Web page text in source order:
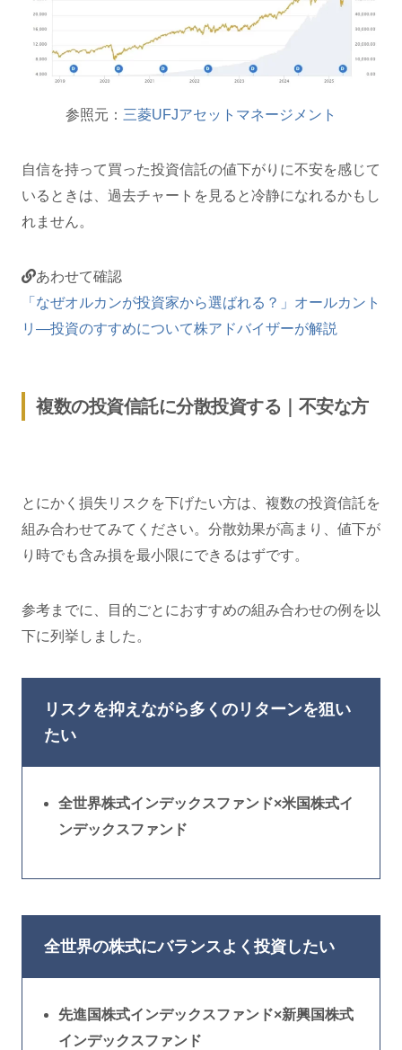
参照元： 三菱UFJアセットマネージメント
自信を持って買った投資信託の値下がりに不安を感じて
いるときは、過去チャートを見ると冷静になれるかもし
れません。
あわせて確認
「なぜオルカンが投資家から選ばれる？」オールカント
リ―投資のすすめについて株アドバイザーが解説
複数の投資信託に分散投資する｜不安な方
とにかく損失リスクを下げたい方は、複数の投資信託を
組み合わせてみてください。分散効果が高まり、値下が
り時でも含み損を最小限にできるはずです。
参考までに、目的ごとにおすすめの組み合わせの例を以
下に列挙しました。
リスクを抑えながら多くのリターンを狙い
たい
全世界株式インデックスファンド×米国株式イ
ンデックスファンド
全世界の株式にバランスよく投資したい
先進国株式インデックスファンド×新興国株式
インデックスファンド